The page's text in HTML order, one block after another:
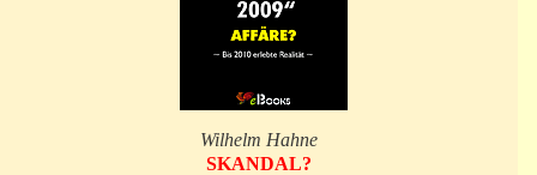
Wilhelm Hahne
SKANDAL?